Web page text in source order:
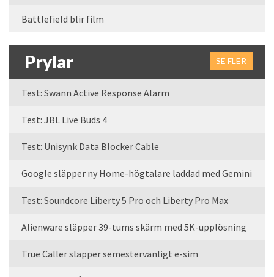
Battlefield blir film
Prylar SE FLER
Test: Swann Active Response Alarm
Test: JBL Live Buds 4
Test: Unisynk Data Blocker Cable
Google släpper ny Home-högtalare laddad med Gemini
Test: Soundcore Liberty 5 Pro och Liberty Pro Max
Alienware släpper 39-tums skärm med 5K-upplösning
True Caller släpper semestervänligt e-sim